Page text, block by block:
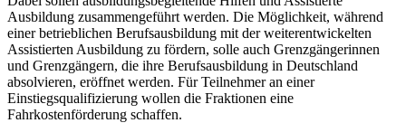
Ausbildung zusammengeführt werden. Die Möglichkeit, während
einer betrieblichen Berufsausbildung mit der weiterentwickelten
Assistierten Ausbildung zu fördern, solle auch Grenzgängerinnen
und Grenzgängern, die ihre Berufsausbildung in Deutschland
absolvieren, eröffnet werden. Für Teilnehmer an einer
Einstiegsqualifizierung wollen die Fraktionen eine
Fahrkostenförderung schaffen.